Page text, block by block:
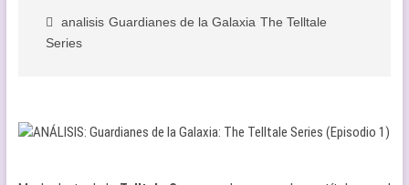
analisis Guardianes de la Galaxia The Telltale
Series